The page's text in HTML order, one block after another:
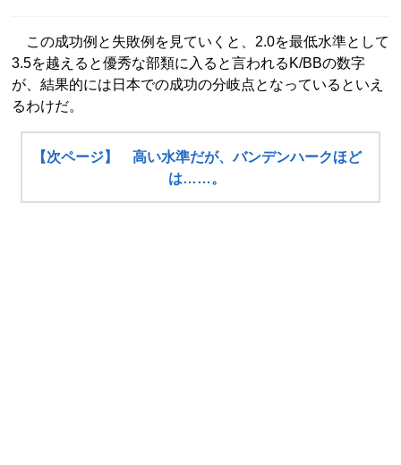
この成功例と失敗例を見ていくと、2.0を最低水準として
3.5を越えると優秀な部類に入ると言われるK/BBの数字
が、結果的には日本での成功の分岐点となっているといえ
るわけだ。
【次ページ】 高い水準だが、バンデンハークほど
は……。